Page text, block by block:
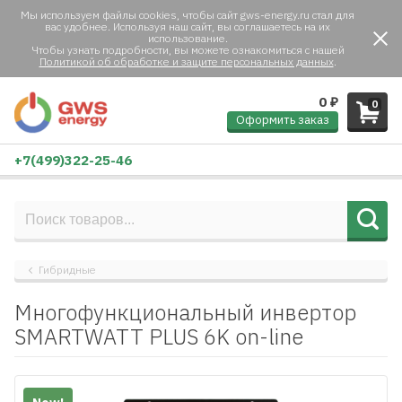
Мы используем файлы cookies, чтобы сайт gws-energy.ru стал для
вас удобнее. Используя наш сайт, вы соглашаетесь на их
использование.
Чтобы узнать подробности, вы можете ознакомиться с нашей
Политикой об обработке и защите персональных данных.
0
0 ₽
Оформить заказ
+7(499)322-25-46
Гибридные
Многофункциональный инвертор
SMARTWATT PLUS 6K on-line